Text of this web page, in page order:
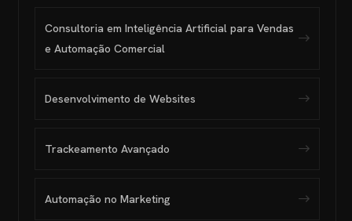
Consultoria em Inteligência Artificial para Vendas
e Automação Comercial
Desenvolvimento de Websites
Trackeamento Avançado
Automação no Marketing